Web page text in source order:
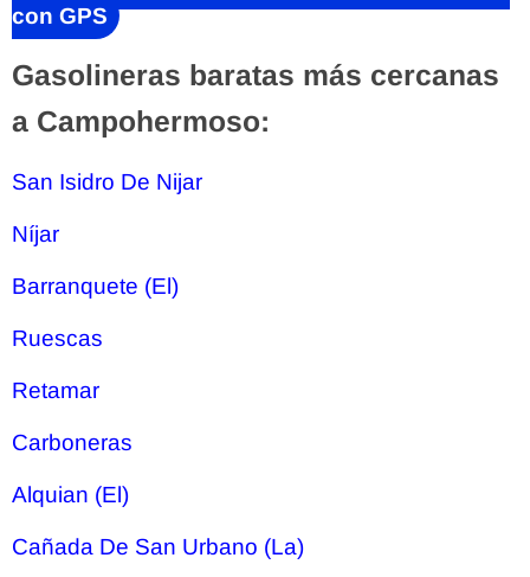
con GPS
Gasolineras baratas más cercanas
a Campohermoso:
San Isidro De Nijar
Níjar
Barranquete (El)
Ruescas
Retamar
Carboneras
Alquian (El)
Cañada De San Urbano (La)